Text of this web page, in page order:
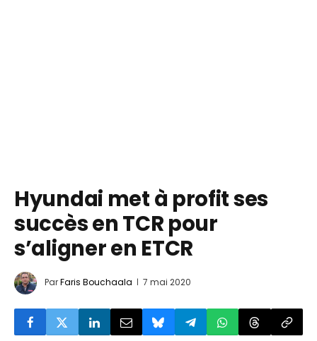
Hyundai met à profit ses
succès en TCR pour
s’aligner en ETCR
ParFaris Bouchaala 7 mai 2020